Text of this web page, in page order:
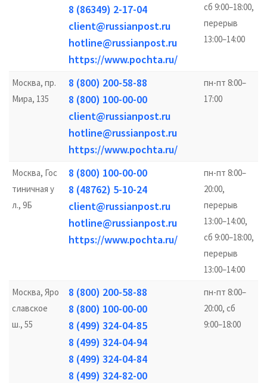
8 (86349) 2-17-04
client@russianpost.ru
hotline@russianpost.ru
https://www.pochta.ru/
сб 9:00–18:00,
перерыв
13:00–14:00
Москва, пр.
Мира, 135
8 (800) 200-58-88
8 (800) 100-00-00
client@russianpost.ru
hotline@russianpost.ru
https://www.pochta.ru/
пн-пт 8:00–
17:00
Москва, Гос
тиничная у
л., 9Б
8 (800) 100-00-00
8 (48762) 5-10-24
client@russianpost.ru
hotline@russianpost.ru
https://www.pochta.ru/
пн-пт 8:00–
20:00,
перерыв
13:00–14:00,
сб 9:00–18:00,
перерыв
13:00–14:00
Москва, Яро
славское
ш., 55
8 (800) 200-58-88
8 (800) 100-00-00
8 (499) 324-04-85
8 (499) 324-04-94
8 (499) 324-04-84
8 (499) 324-82-00
пн-пт 8:00–
20:00, сб
9:00–18:00